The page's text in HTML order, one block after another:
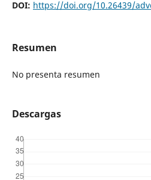
DOI: https://doi.org/10.26439/
Resumen
No presenta resumen
Descargas